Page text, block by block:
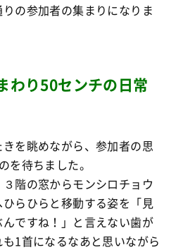
の参加者の集まりになりま
り50センチの日常
を眺めながら、参加者の思
を待ちました。
階の窓からモンシロチョウ
らひらと移動する姿を「見
ですね！」と言えない歯が
1首になるなあと思いながら